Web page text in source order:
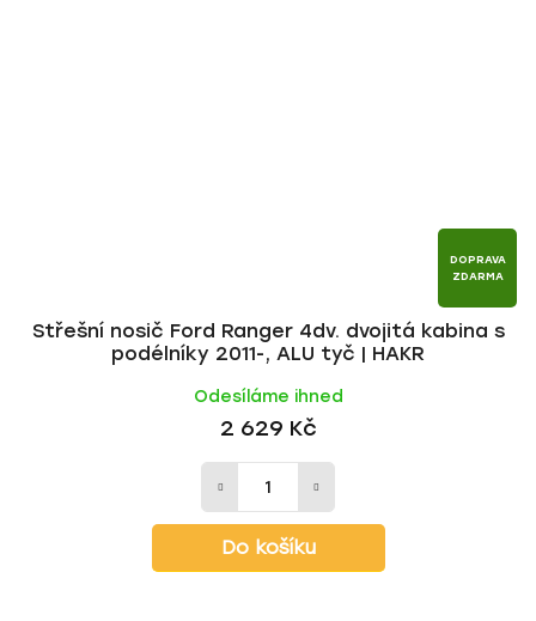
DOPRAVA
ZDARMA
Střešní nosič Ford Ranger 4dv. dvojitá kabina s
podélníky 2011-, ALU tyč | HAKR
Odesíláme ihned
2 629 Kč
Do košíku